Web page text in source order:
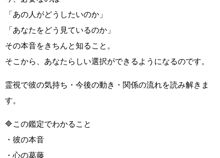
「あの人がどうしたいのか」
「あなたをどう見ているのか」
その本音をきちんと知ること。
そこから、あなたらしい選択ができるようになるのです。
霊視で彼の気持ち・今後の動き・関係の流れを読み解きま
す。
🔷この鑑定でわかること
・彼の本音
・心の葛藤